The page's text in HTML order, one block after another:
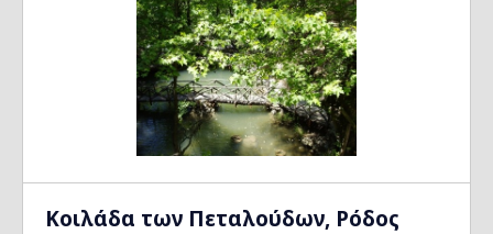
Kοιλάδα των Πεταλούδων, Ρόδος